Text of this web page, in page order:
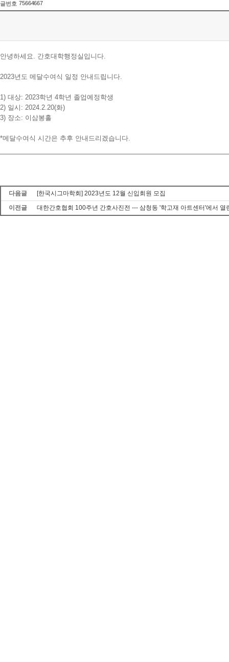
글번호 75664667
안녕하세요. 간호대학행정실입니다.
2023년도 메달수여식 일정 안내드립니다.
1) 대상: 2023학년 4학년 졸업예정학생
2) 일시: 2024.2.20(화)
3) 장소: 이삼봉홀
*메달수여식 시간은 추후 안내드리겠습니다.
다음글
[한국시그마학회] 2023년도 12월 신입회원 모집
이전글
대한간호협회 100주년 간호사진전 --- 삼청동 '학고재 아트센터'에서 열